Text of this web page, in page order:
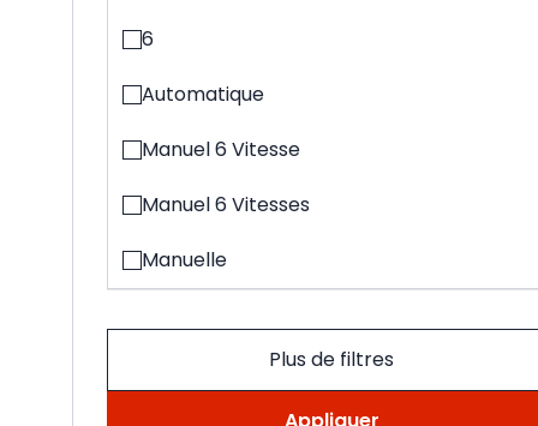
6
Automatique
Manuel 6 Vitesse
Manuel 6 Vitesses
Manuelle
Plus de filtres